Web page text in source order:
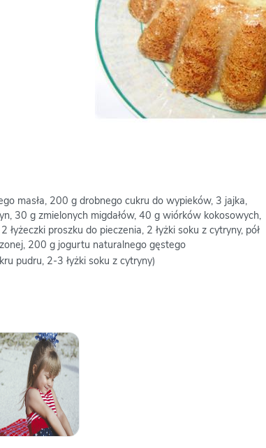
masła, 200 g drobnego cukru do wypieków, 3 jajka,
30 g zmielonych migdałów, 40 g wiórków kokosowych,
łyżeczki proszku do pieczenia, 2 łyżki soku z cytryny, pół
200 g jogurtu naturalnego gęstego
pudru, 2-3 łyżki soku z cytryny)